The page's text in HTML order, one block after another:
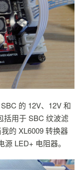
的 12V、12V 和
括用于 SBC 纹波滤
的 XL6009 转换器
LED+ 电阻器。